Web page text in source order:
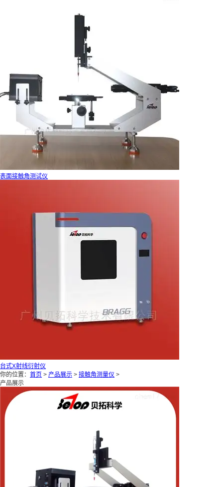
资讯中心
技术文章
表面接触角测试仪
台式X射线衍射仪
你的位置： 首页 > 产品展示 > 接触角测量仪 >
产品展示